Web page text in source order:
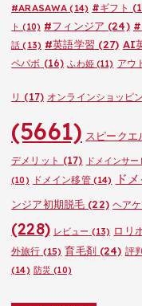
#ARASAWA (14) #ギフト
ト (10) #フィンジア (24) #
話 (13) #英語学習 (27) AI
ペパボ (16) ふわ姫(11) アウ
リ (17) オンラインショッピ
(5661) スピークエ
デメリット (17) ドメインサー
(10)
ドメイン移管(14) ド
ンジア初期脱毛 (22) ヘア
(228) レビュー (13) ロリ
外旅行 (15) 育毛剤(24) 評
(14) 防災 (10)